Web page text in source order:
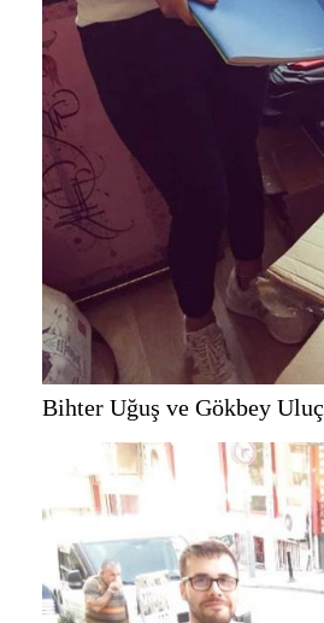
Bihter Uğuş ve Gökbey Uluç